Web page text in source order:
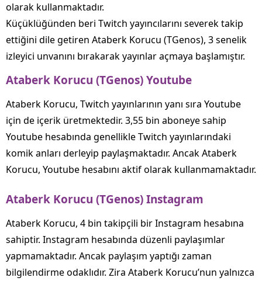
olarak kullanmaktadır.
Küçüklüğünden beri Twitch yayıncılarını severek takip
ettiğini dile getiren Ataberk Korucu (TGenos), 3 senelik
izleyici unvanını bırakarak yayınlar açmaya başlamıştır.
Ataberk Korucu (TGenos) Youtube
Ataberk Korucu, Twitch yayınlarının yanı sıra Youtube
için de içerik üretmektedir. 3,55 bin aboneye sahip
Youtube hesabında genellikle Twitch yayınlarındaki
komik anları derleyip paylaşmaktadır. Ancak Ataberk
Korucu, Youtube hesabını aktif olarak kullanmamaktadır.
Ataberk Korucu (TGenos) Instagram
Ataberk Korucu, 4 bin takipçili bir Instagram hesabına
sahiptir. Instagram hesabında düzenli paylaşımlar
yapmamaktadır. Ancak paylaşım yaptığı zaman
bilgilendirme odaklıdır. Zira Ataberk Korucu’nun yalnızca